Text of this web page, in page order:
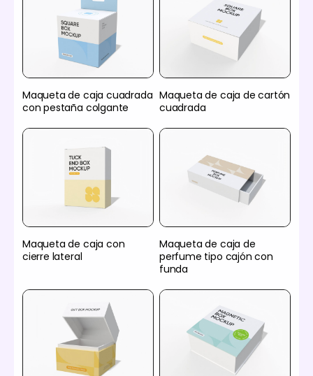
Maqueta de caja cuadrada
con pestaña colgante
Maqueta de caja de cartón
cuadrada
Maqueta de caja con
cierre lateral
Maqueta de caja de
perfume tipo cajón con
funda